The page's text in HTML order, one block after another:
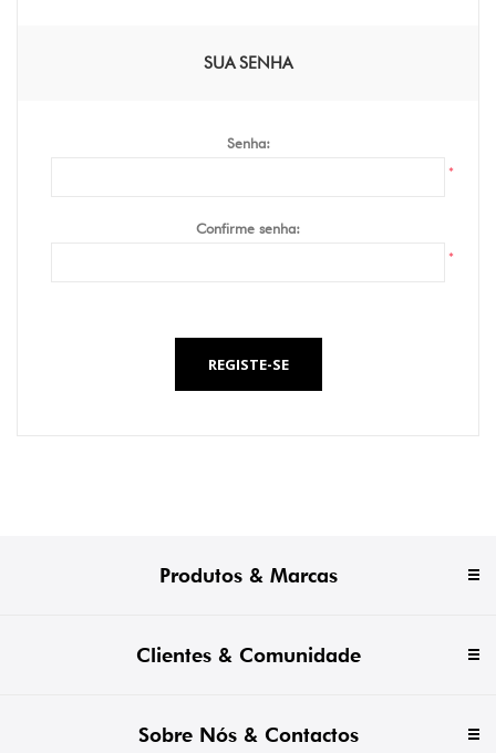
SUA SENHA
Senha:
*
Confirme senha:
*
REGISTE-SE
Produtos & Marcas
Clientes & Comunidade
Sobre Nós & Contactos